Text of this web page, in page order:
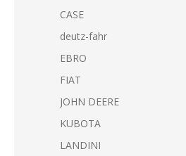
CASE
deutz-fahr
EBRO
FIAT
JOHN DEERE
KUBOTA
LANDINI